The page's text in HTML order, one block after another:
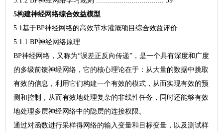
5构建神经网络综合效益模型
5.1基于BP神经网络的高效节水灌溉项目综合效益评价
5.1.1 BP神经网络原理
BP神经网络，又称为“误差正反向传递”，是一个具有深度和广度
的多级前馈神经网络，它的核心理论在于：从大量的数据中挑取
有效的信息，利用它们构建一个有效的模式，从而实现有效的预
测和控制，从而有效地处理复杂的非线性任务，同时还能够有效
地处理多层神经网络中的隐层的连接权限。
通过对函数进行采样得网络的输入变量和目标变量，以及测试样